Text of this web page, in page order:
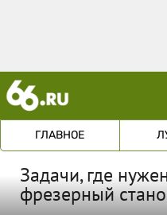
ГЛАВНОЕ
Задачи, где
фрезерный